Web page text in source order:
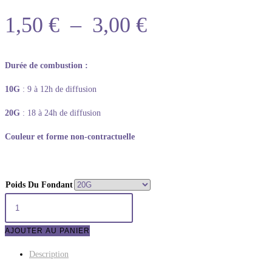
1,50 € – 3,00 €
Durée de combustion :
10G : 9 à 12h de diffusion
20G : 18 à 24h de diffusion
Couleur et forme non-contractuelle
Poids Du Fondant
AJOUTER AU PANIER
Description